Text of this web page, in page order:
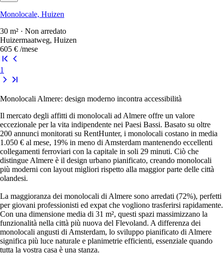
Monolocale, Huizen
30 m² · Non arredato
Huizermaatweg, Huizen
605 € /mese
1
Monolocali Almere: design moderno incontra accessibilità
Il mercato degli affitti di monolocali ad Almere offre un valore
eccezionale per la vita indipendente nei Paesi Bassi. Basato su oltre
200 annunci monitorati su RentHunter, i monolocali costano in media
1.050 € al mese, 19% in meno di Amsterdam mantenendo eccellenti
collegamenti ferroviari con la capitale in soli 29 minuti. Ciò che
distingue Almere è il design urbano pianificato, creando monolocali
più moderni con layout migliori rispetto alla maggior parte delle città
olandesi.
La maggioranza dei monolocali di Almere sono arredati (72%), perfetti
per giovani professionisti ed expat che vogliono trasferirsi rapidamente.
Con una dimensione media di 31 m², questi spazi massimizzano la
funzionalità nella città più nuova del Flevoland. A differenza dei
monolocali angusti di Amsterdam, lo sviluppo pianificato di Almere
significa più luce naturale e planimetrie efficienti, essenziale quando
tutta la vostra casa è una stanza.